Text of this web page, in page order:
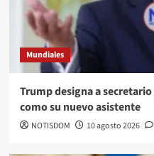
Mundiales
Trump designa a
como su nuevo asistente
NOTISDOM 10 agosto 2026